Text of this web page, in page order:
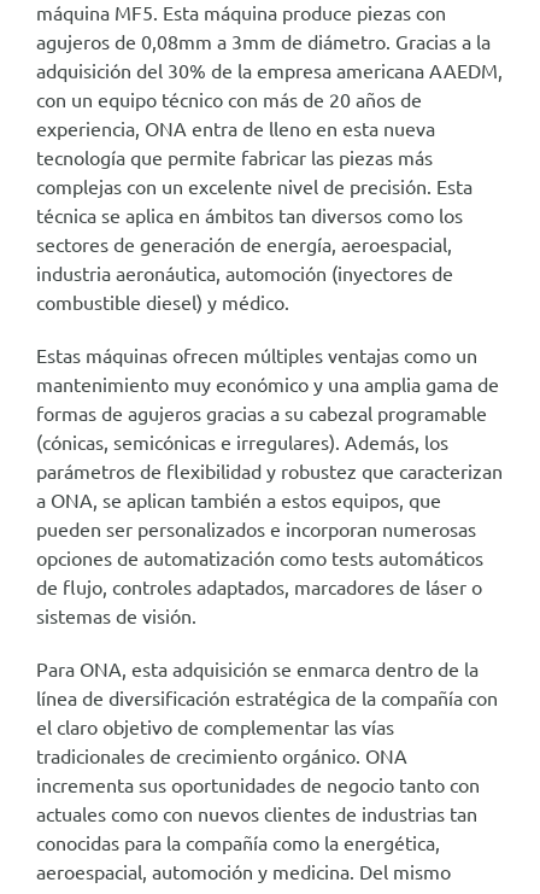
máquina MF5. Esta máquina produce piezas con
agujeros de 0,08mm a 3mm de diámetro. Gracias a la
adquisición del 30% de la empresa americana AAEDM,
con un equipo técnico con más de 20 años de
experiencia, ONA entra de lleno en esta nueva
tecnología que permite fabricar las piezas más
complejas con un excelente nivel de precisión. Esta
técnica se aplica en ámbitos tan diversos como los
sectores de generación de energía, aeroespacial,
industria aeronáutica, automoción (inyectores de
combustible diesel) y médico.
Estas máquinas ofrecen múltiples ventajas como un
mantenimiento muy económico y una amplia gama de
formas de agujeros gracias a su cabezal programable
(cónicas, semicónicas e irregulares). Además, los
parámetros de flexibilidad y robustez que caracterizan
a ONA, se aplican también a estos equipos, que
pueden ser personalizados e incorporan numerosas
opciones de automatización como tests automáticos
de flujo, controles adaptados, marcadores de láser o
sistemas de visión.
Para ONA, esta adquisición se enmarca dentro de la
línea de diversificación estratégica de la compañía con
el claro objetivo de complementar las vías
tradicionales de crecimiento orgánico. ONA
incrementa sus oportunidades de negocio tanto con
actuales como con nuevos clientes de industrias tan
conocidas para la compañía como la energética,
aeroespacial, automoción y medicina. Del mismo